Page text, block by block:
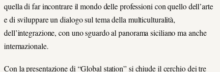
quella di far incontrare il mondo delle professioni con quello dell’arte
e di sviluppare un dialogo sul tema della multiculturalità,
dell’integrazione, con uno sguardo al panorama siciliano ma anche
internazionale.
Con la presentazione di “Global station” si chiude il cerchio dei tre